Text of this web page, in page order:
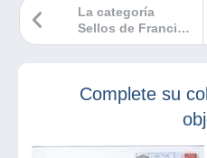
La categoría
Sellos de Francia
ha sido
Complete su